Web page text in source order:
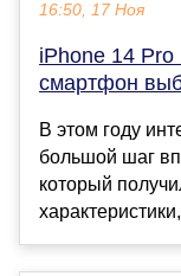
16:50, 17 Ноя
iPhone 14 Pro
смартфон
В этом году
большой шаг
который